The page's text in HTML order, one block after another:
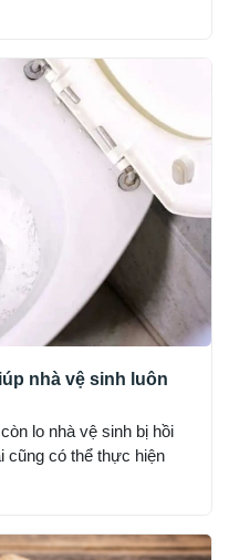
nhà vệ sinh luôn
lo nhà vệ sinh bị hồi
cũng có thể thực hiện